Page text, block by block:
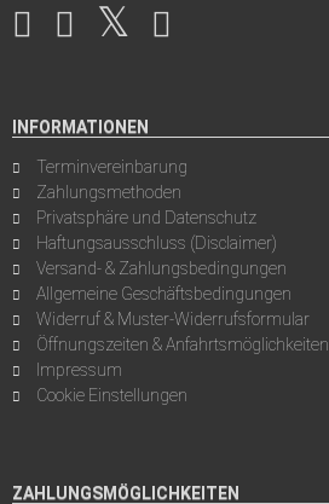
INFORMATIONEN
Terminvereinbarung
Zahlungsmethoden
Privatsphäre und Datenschutz
Haftungsausschluss (Disclaimer)
Versand- & Zahlungsbedingungen
Allgemeine Geschäftsbedingungen
Widerruf & Muster-Widerrufsformular
Öffnungszeiten & Anfahrtsmöglichkeiten
Impressum
Cookie Einstellungen
ZAHLUNGSMÖGLICHKEITEN